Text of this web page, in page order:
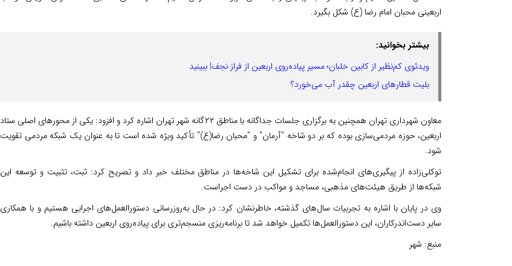
اربعینی محبان امام رضا (ع) شکل بگیرد.
بیشتر بخوانید:
ویدئوی کم‌نظیر از کابین خلبان؛ مسیر پیاده‌روی اربعین از فراز نجف| ببینید
بلیت قطارهای اربعین چقدر آب می‌خورد؟
معاون شهرداری تهران همچنین به برگزاری جلسات جداگانه با مناطق ۲۲گانه شهر تهران اشاره کرد و افزود: یکی از محورهای اصلی ستاد
اربعین، حوزه مردمی‌سازی بوده که بر دو شاخه "آرمان" و "محبان رضا(ع)" تأکید ویژه شده است تا به عنوان یک شبکه مردمی تقویت
شود.
توکلی‌زاده از پیگیری‌های انجام‌شده برای تشکیل این شاخه‌ها در مناطق مختلف خبر داد و تصریح کرد: ثبت، تثبیت و توسعه این
شبکه‌ها از طریق هیئت‌های مذهبی، مساجد و مواکب در دست اجراست.
وی در پایان با اشاره به تجربیات سال‌های گذشته، خاطرنشان کرد: در حال به‌روزرسانی دستورالعمل‌های اجرایی هستیم و با همکاری
سایر دست‌اندرکاران، این دستورالعمل‌ها تکمیل خواهد شد تا برنامه‌ریزی منسجم‌تری برای پیاده‌روی اربعین داشته باشیم.
منبع: شهر